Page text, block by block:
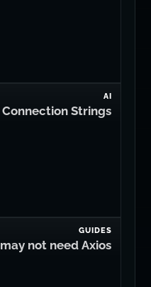
AI
Strings
GUIDES
not need Axios